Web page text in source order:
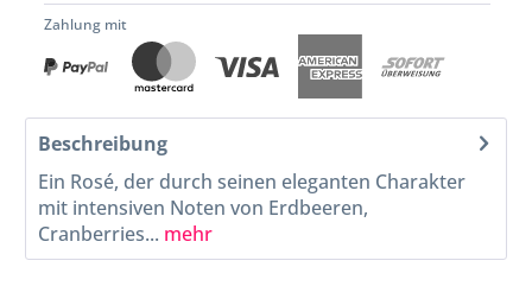
Zahlung mit
Beschreibung
Ein Rosé, der durch seinen eleganten Charakter
mit intensiven Noten von Erdbeeren,
Cranberries... mehr